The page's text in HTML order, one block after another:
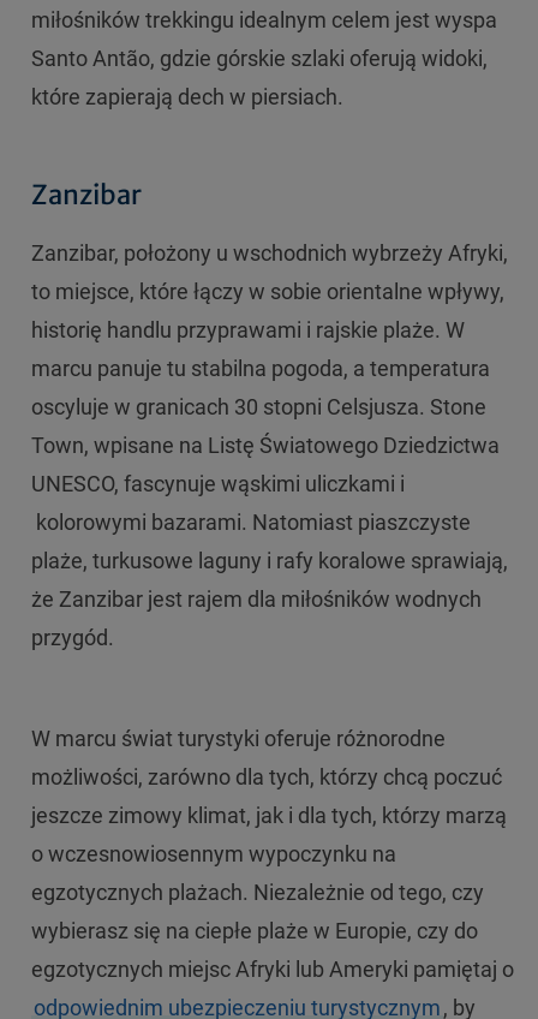
miłośników trekkingu idealnym celem jest wyspa
Santo Antão, gdzie górskie szlaki oferują widoki,
które zapierają dech w piersiach.
Zanzibar
Zanzibar, położony u wschodnich wybrzeży Afryki,
to miejsce, które łączy w sobie orientalne wpływy,
historię handlu przyprawami i rajskie plaże. W
marcu panuje tu stabilna pogoda, a temperatura
oscyluje w granicach 30 stopni Celsjusza. Stone
Town, wpisane na Listę Światowego Dziedzictwa
UNESCO, fascynuje wąskimi uliczkami i
kolorowymi bazarami. Natomiast piaszczyste
plaże, turkusowe laguny i rafy koralowe sprawiają,
że Zanzibar jest rajem dla miłośników wodnych
przygód.
W marcu świat turystyki oferuje różnorodne
możliwości, zarówno dla tych, którzy chcą poczuć
jeszcze zimowy klimat, jak i dla tych, którzy marzą
o wczesnowiosennym wypoczynku na
egzotycznych plażach. Niezależnie od tego, czy
wybierasz się na ciepłe plaże w Europie, czy do
egzotycznych miejsc Afryki lub Ameryki pamiętaj o
odpowiednim ubezpieczeniu turystycznym, by